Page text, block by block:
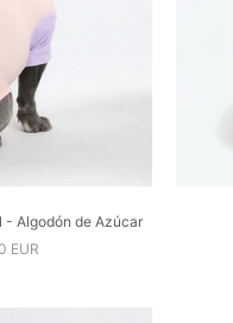
- Algodón de Azúcar
EUR